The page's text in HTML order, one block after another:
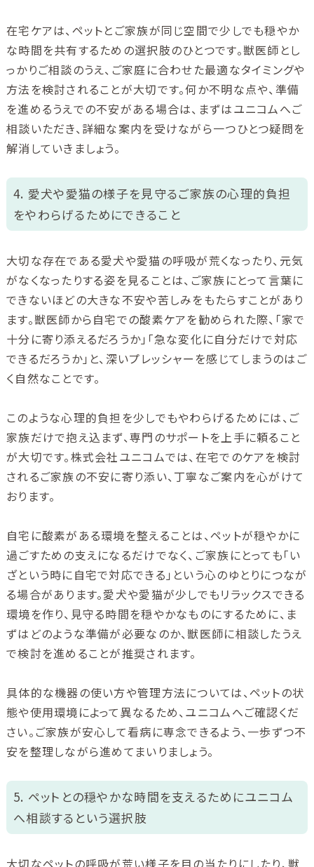
在宅ケアは、ペットとご家族が同じ空間で少しでも穏やか
な時間を共有するための選択肢のひとつです。獣医師とし
っかりご相談のうえ、ご家庭に合わせた最適なタイミングや
方法を検討されることが大切です。何か不明な点や、準備
を進めるうえでの不安がある場合は、まずはユニコムへご
相談いただき、詳細な案内を受けながら一つひとつ疑問を
解消していきましょう。
4. 愛犬や愛猫の様子を見守るご家族の心理的負担
をやわらげるためにできること
大切な存在である愛犬や愛猫の呼吸が荒くなったり、元気
がなくなったりする姿を見ることは、ご家族にとって言葉に
できないほどの大きな不安や苦しみをもたらすことがあり
ます。獣医師から自宅での酸素ケアを勧められた際、「家で
十分に寄り添えるだろうか」「急な変化に自分だけで対応
できるだろうか」と、深いプレッシャーを感じてしまうのはご
く自然なことです。
このような心理的負担を少しでもやわらげるためには、ご
家族だけで抱え込まず、専門のサポートを上手に頼ること
が大切です。株式会社ユニコムでは、在宅でのケアを検討
されるご家族の不安に寄り添い、丁寧なご案内を心がけて
おります。
自宅に酸素がある環境を整えることは、ペットが穏やかに
過ごすための支えになるだけでなく、ご家族にとっても「い
ざという時に自宅で対応できる」という心のゆとりにつなが
る場合があります。愛犬や愛猫が少しでもリラックスできる
環境を作り、見守る時間を穏やかなものにするために、ま
ずはどのような準備が必要なのか、獣医師に相談したうえ
で検討を進めることが推奨されます。
具体的な機器の使い方や管理方法については、ペットの状
態や使用環境によって異なるため、ユニコムへご確認くだ
さい。ご家族が安心して看病に専念できるよう、一歩ずつ不
安を整理しながら進めてまいりましょう。
5. ペットとの穏やかな時間を支えるためにユニコム
へ相談するという選択肢
大切なペットの呼吸が荒い様子を目の当たりにしたり、獣